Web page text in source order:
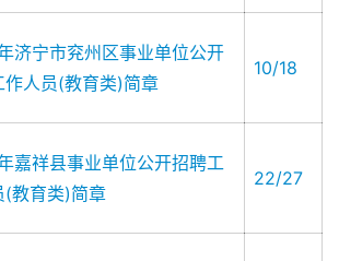
济宁市兖州区事业单位公开
作人员(教育类)简章
10/18
嘉祥县事业单位公开招聘工
(教育类)简章
22/27